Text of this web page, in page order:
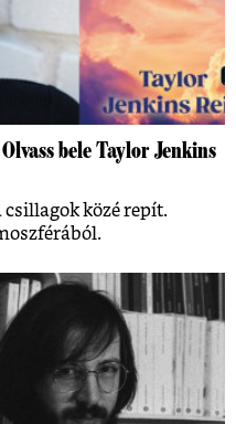
bele Taylor Jenkins
csillagok közé repít.